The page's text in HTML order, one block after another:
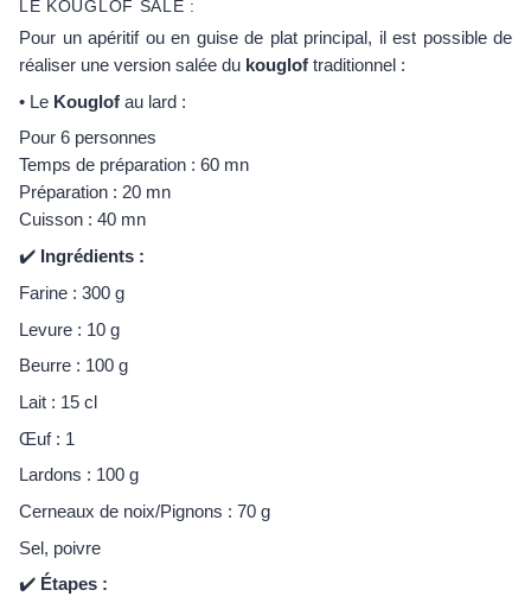
LE KOUGLOF SALÉ :
Pour un apéritif ou en guise de plat principal, il est possible de
réaliser une version salée du kouglof traditionnel :
• Le Kouglof au lard :
Pour 6 personnes
Temps de préparation : 60 mn
Préparation : 20 mn
Cuisson : 40 mn
✔️ Ingrédients :
Farine : 300 g
Levure : 10 g
Beurre : 100 g
Lait : 15 cl
Œuf : 1
Lardons : 100 g
Cerneaux de noix/Pignons : 70 g
Sel, poivre
✔️ Étapes :